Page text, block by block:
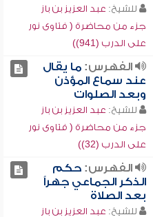
للشيخ: عبد العزيز بن باز
جزء من محاضرة ( فتاوى نور
على الدرب (941))
الفهرس:ما يقال
عند سماع المؤذن
وبعد الصلوات
للشيخ: عبد العزيز بن باز
جزء من محاضرة ( فتاوى نور
على الدرب (32))
الفهرس:حكم
الذكر الجماعي جهراً
بعد الصلاة
للشيخ: عبد العزيز بن باز